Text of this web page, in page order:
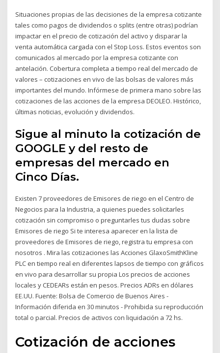
Situaciones propias de las decisiones de la empresa cotizante
tales como pagos de dividendos o splits (entre otras) podrían
impactar en el precio de cotización del activo y disparar la
venta automática cargada con el Stop Loss. Estos eventos son
comunicados al mercado por la empresa cotizante con
antelación. Cobertura completa a tiempo real del mercado de
valores – cotizaciones en vivo de las bolsas de valores más
importantes del mundo. Infórmese de primera mano sobre las
cotizaciones de las acciones de la empresa DEOLEO. Histórico,
últimas noticias, evolución y dividendos.
Sigue al minuto la cotización de
GOOGLE y del resto de
empresas del mercado en
Cinco Días.
Existen 7 proveedores de Emisores de riego en el Centro de
Negocios para la Industria, a quienes puedes solicitarles
cotización sin compromiso o preguntarles tus dudas sobre
Emisores de riego Si te interesa aparecer en la lista de
proveedores de Emisores de riego, registra tu empresa con
nosotros . Mira las cotizaciones las Acciones GlaxoSmithKline
PLC en tiempo real en diferentes lapsos de tiempo con gráficos
en vivo para desarrollar su propia Los precios de acciones
locales y CEDEARs están en pesos. Precios ADRs en dólares
EE.UU. Fuente: Bolsa de Comercio de Buenos Aires -
Información diferida en 30 minutos - Prohibida su reproducción
total o parcial. Precios de activos con liquidación a 72 hs.
Cotización de acciones